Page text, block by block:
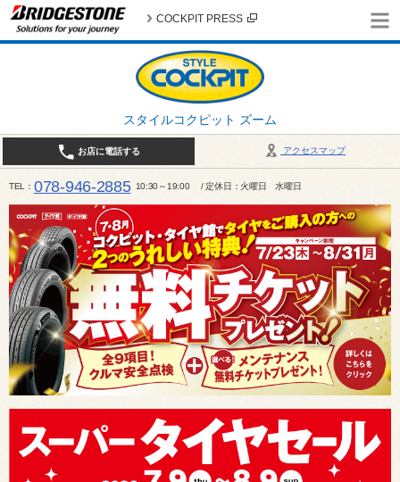
スタイルコクピット ズーム
COCKPIT PRESS
アクセスマップ
お店に電話する
TEL 078-946-2885 10:30～19:00 / 定休日：火曜日 水曜日